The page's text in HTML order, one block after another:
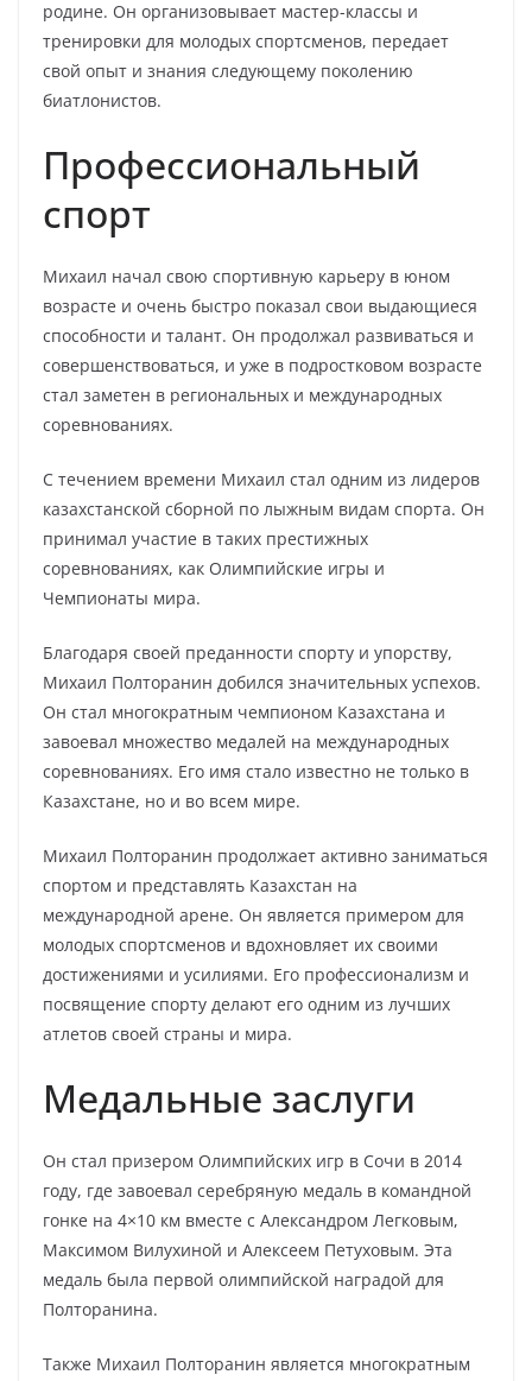
родине. Он организовывает мастер-классы и
тренировки для молодых спортсменов, передает
свой опыт и знания следующему поколению
биатлонистов.
Профессиональный
спорт
Михаил начал свою спортивную карьеру в юном
возрасте и очень быстро показал свои выдающиеся
способности и талант. Он продолжал развиваться и
совершенствоваться, и уже в подростковом возрасте
стал заметен в региональных и международных
соревнованиях.
С течением времени Михаил стал одним из лидеров
казахстанской сборной по лыжным видам спорта. Он
принимал участие в таких престижных
соревнованиях, как Олимпийские игры и
Чемпионаты мира.
Благодаря своей преданности спорту и упорству,
Михаил Полторанин добился значительных успехов.
Он стал многократным чемпионом Казахстана и
завоевал множество медалей на международных
соревнованиях. Его имя стало известно не только в
Казахстане, но и во всем мире.
Михаил Полторанин продолжает активно заниматься
спортом и представлять Казахстан на
международной арене. Он является примером для
молодых спортсменов и вдохновляет их своими
достижениями и усилиями. Его профессионализм и
посвящение спорту делают его одним из лучших
атлетов своей страны и мира.
Медальные заслуги
Он стал призером Олимпийских игр в Сочи в 2014
году, где завоевал серебряную медаль в командной
гонке на 4×10 км вместе с Александром Легковым,
Максимом Вилухиной и Алексеем Петуховым. Эта
медаль была первой олимпийской наградой для
Полторанина.
Также Михаил Полторанин является многократным